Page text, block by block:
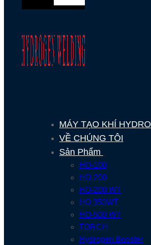
MÁY TẠO KHÍ HYDRO
VỀ CHÚNG TÔI
Sản Phẩm
HO-100
HO-200
HO-200 WT
HO 350WT
HO-500 WT
TORCH
Hydrogen Booster